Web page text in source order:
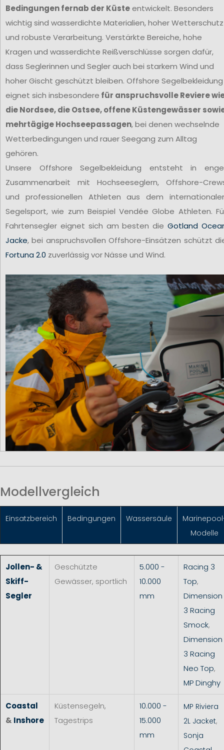
Bedingungen fernab der Küsteentwickelt. Besonders
wichtig sind wasserdichte Materialien, hoher Wetterschutz
und robuste Verarbeitung. Verstärkte Bereiche, hohe
Kragen und wasserdichte Reißverschlüsse sorgen dafür,
dass Seglerinnen und Segler auch bei starkem Wind und
hoher Gischt geschützt bleiben. Offshore Segelbekleidung
eignet sich insbesondere für anspruchsvolle Reviere
die Nordsee, die Ostsee, offene Küstengewässer
mehrtägige Hochseepassagen, bei denen wechselnde
Wetterbedingungen und rauer Seegang zum Alltag
gehören.
Unsere Offshore Segelbekleidung entsteht in
Zusammenarbeit mit Hochseeseglern, Offshore-
und professionellen Athleten aus dem
Segelsport, wie zum Beispiel Vendée Globe Athleten.
Fahrtensegler eignet sich am besten dieGotland
Jacke, bei anspruchsvollen Offshore-Einsätzen schützt
Fortuna 2.0 zuverlässig vor Nässe und Wind.
Modellvergleich
Einsatzbereich Bedingungen Wassersäule
Modelle
Jollen- &
Skiff-
Segler
Geschützte
Gewässer, sportlich
5.000 -
10.000
mm
Racing 3
Top,
Dimension
3 Racing
Smock,
Dimension
3 Racing
Neo Top,
MP Dinghy
Coastal
& Inshore
Küstensegeln,
Tagestrips
10.000 -
15.000
mm
MP Riviera
2L Jacket,
Sonja